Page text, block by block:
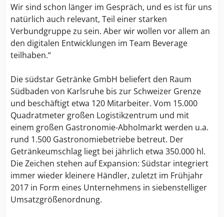
Wir sind schon länger im Gespräch, und es ist für uns
natürlich auch relevant, Teil einer starken
Verbundgruppe zu sein. Aber wir wollen vor allem an
den digitalen Entwicklungen im Team Beverage
teilhaben.“
Die südstar Getränke GmbH beliefert den Raum
Südbaden von Karlsruhe bis zur Schweizer Grenze
und beschäftigt etwa 120 Mitarbeiter. Vom 15.000
Quadratmeter großen Logistikzentrum und mit
einem großen Gastronomie-Abholmarkt werden u.a.
rund 1.500 Gastronomiebetriebe betreut. Der
Getränkeumschlag liegt bei jährlich etwa 350.000 hl.
Die Zeichen stehen auf Expansion: Südstar integriert
immer wieder kleinere Händler, zuletzt im Frühjahr
2017 in Form eines Unternehmens in siebenstelliger
Umsatzgrößenordnung.